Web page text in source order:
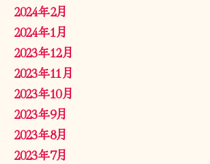
2024年2月
2024年1月
2023年12月
2023年11月
2023年10月
2023年9月
2023年8月
2023年7月